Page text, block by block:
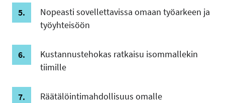
Nopeasti sovellettavissa omaan työarkeen ja
työyhteisöön
Kustannustehokas ratkaisu isommallekin
tiimille
Räätälöintimahdollisuus omalle